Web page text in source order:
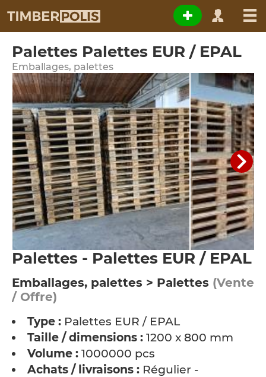
Palettes Palettes EUR / EPAL
Emballages, palettes
Palettes - Palettes EUR / EPAL
Emballages, palettes > Palettes (Vente
/ Offre)
Type : Palettes EUR / EPAL
Taille / dimensions : 1200 x 800 mm
Volume : 1000000 pcs
Achats / livraisons : Régulier -